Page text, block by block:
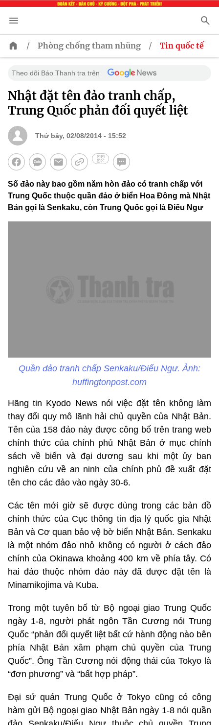
/ Phòng chống tham nhũng / Tin quốc tế
Theo dõi Báo Thanh tra trên
Nhật đặt tên đảo tranh chấp,
Trung Quốc phản đối quyết liệt
Thứ bảy, 02/08/2014 - 15:52
Số đảo này bao gồm năm hòn đảo có tranh chấp với
Trung Quốc thuộc quần đảo ở biển Hoa Đông mà Nhật
Bản gọi là Senkaku, còn Trung Quốc gọi là Điếu Ngư
Quần đảo tranh chấp Senkaku/Điếu Ngư. Ảnh:
huffingtonpost.com
Hãng tin Kyodo News nói việc đặt tên không làm
thay đổi quy mô lãnh hải chủ quyền của Nhật Bản.
Tên của 158 đảo này được công bố trên trang web
chính thức của chính phủ Nhật Bản ở mục chính
sách về biển và đại dương sau khi một ủy ban
nghiên cứu về an ninh của chính phủ đề xuất đặt
tên cho các đảo vào ngày 30-6.
Các tên mới giờ sẽ được dùng trong các bản đồ
chính thức của Cục thông tin địa lý quốc gia Nhật
Bản và Cơ quan bảo vệ bờ biển Nhật Bản. Senkaku
là một nhóm đảo nhỏ không có người ở cách đảo
chính của Okinawa khoảng 400 km về phía tây. Có
hai đảo thuộc nhóm đảo này đã được đặt tên là
Minamikojima và Kuba.
Trong một tuyên bố từ Bộ ngoại giao Trung Quốc
ngày 1-8, người phát ngôn Tần Cương nói Trung
Quốc “phản đối quyết liệt bất cứ hành động nào bên
phía Nhật Bản xâm phạm chủ quyền của Trung
Quốc”. Ông Tần Cương nói động thái của Tokyo là
“đơn phương” và “bất hợp pháp”.
Đại sứ quán Trung Quốc ở Tokyo cũng có công
hàm gửi Bộ ngoại giao Nhật Bản ngày 1-8 nói quần